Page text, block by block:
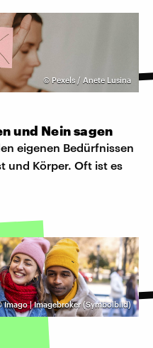
© Pexels / Anete Lusina
und Nein sagen
eigenen Bedürfnissen
und Körper. Oft ist es
Imago | Imagebroker (Symbolbild)